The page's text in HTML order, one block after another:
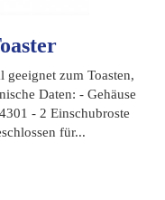
geeignet zum Toasten,
Daten: - Gehäuse
- 2 Einschubroste
für...